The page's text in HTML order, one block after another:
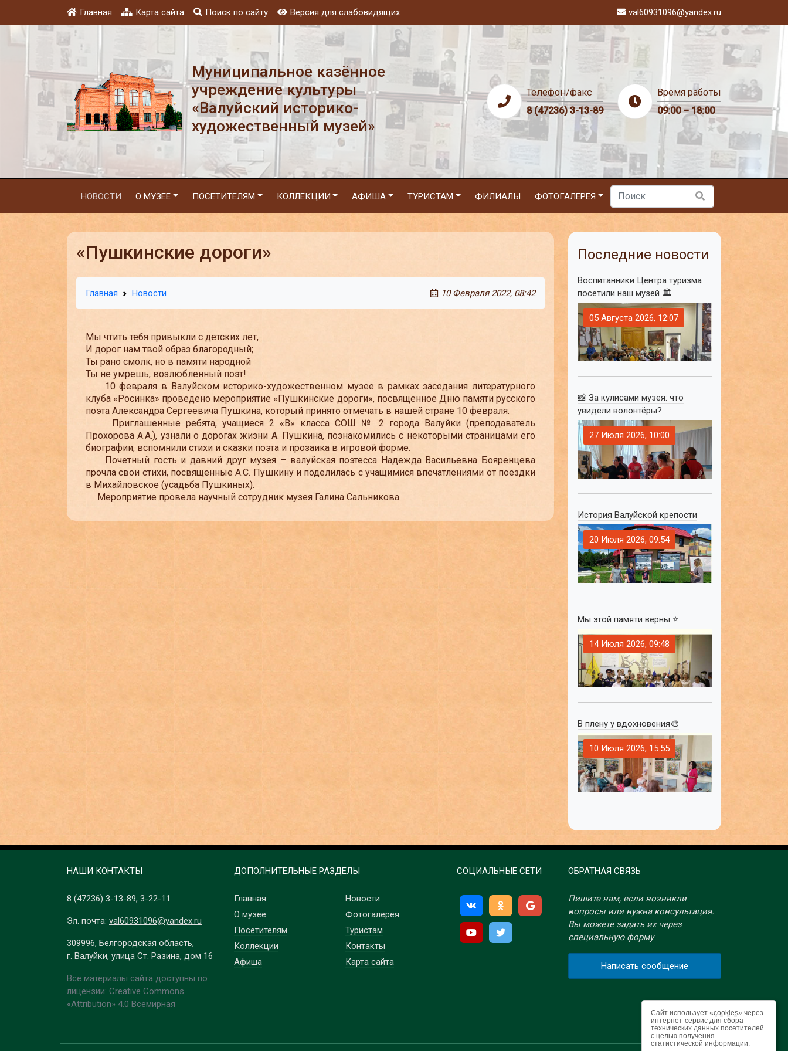
Главная Карта сайта Поиск по сайту Версия для слабовидящих val60931096@yandex.ru
Муниципальное казённое
учреждение культуры
«Валуйский историко-
художественный музей»
Телефон/факс
8 (47236) 3-13-89
Время работы
09:00 – 18:00
НОВОСТИ О МУЗЕЕ ПОСЕТИТЕЛЯМ КОЛЛЕКЦИИ АФИША ТУРИСТАМ ФИЛИАЛЫ ФОТОГАЛЕРЕЯ
«Пушкинские дороги»
Главная Новости 10 Февраля 2022, 08:42
Мы чтить тебя привыкли с детских лет,
И дорог нам твой образ благородный;
Ты рано смолк, но в памяти народной
Ты не умрешь, возлюбленный поэт!
10 февраля в Валуйском историко-художественном музее в рамках заседания литературного
клуба «Росинка» проведено мероприятие «Пушкинские дороги», посвященное Дню памяти русского
поэта Александра Сергеевича Пушкина, который принято отмечать в нашей стране 10 февраля.
Приглашенные ребята, учащиеся 2 «В» класса СОШ № 2 города Валуйки (преподаватель
Прохорова А.А.), узнали о дорогах жизни А. Пушкина, познакомились с некоторыми страницами его
биографии, вспомнили стихи и сказки поэта и прозаика в игровой форме.
Почетный гость и давний друг музея – валуйская поэтесса Надежда Васильевна Бояренцева
прочла свои стихи, посвященные А.С. Пушкину и поделилась с учащимися впечатлениями от поездки
в Михайловское (усадьба Пушкиных).
Мероприятие провела научный сотрудник музея Галина Сальникова.
Последние новости
Воспитанники Центра туризма
посетили наш музей 🏛
05 Августа 2026, 12:07
📸 За кулисами музея: что
увидели волонтёры?
27 Июля 2026, 10:00
История Валуйской крепости
20 Июля 2026, 09:54
Мы этой памяти верны ⭐
14 Июля 2026, 09:48
В плену у вдохновения🎨
10 Июля 2026, 15:55
НАШИ КОНТАКТЫ
8 (47236) 3-13-89, 3-22-11
Эл. почта: val60931096@yandex.ru
309996, Белгородская область,
г. Валуйки, улица Ст. Разина, дом 16
Все материалы сайта доступны по
лицензии: Creative Commons
«Attribution» 4.0 Всемирная
ДОПОЛНИТЕЛЬНЫЕ РАЗДЕЛЫ
Главная
О музее
Посетителям
Коллекции
Афиша
Новости
Фотогалерея
Туристам
Контакты
Карта сайта
СОЦИАЛЬНЫЕ СЕТИ ОБРАТНАЯ СВЯЗЬ
Пишите нам, если возникли
вопросы или нужна консультация.
Вы можете задать их через
специальную форму
Написать сообщение
Сайт использует «cookies» через
интернет-сервис для сбора
технических данных посетителей
с целью получения
статистической информации.